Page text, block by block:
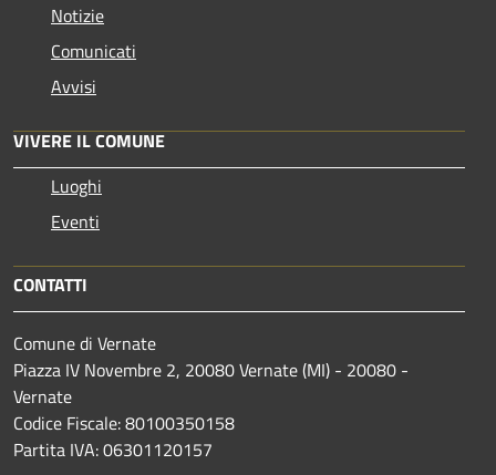
Notizie
Comunicati
Avvisi
VIVERE IL COMUNE
Luoghi
Eventi
CONTATTI
Comune di Vernate
Piazza IV Novembre 2, 20080 Vernate (MI) - 20080 -
Vernate
Codice Fiscale: 80100350158
Partita IVA: 06301120157